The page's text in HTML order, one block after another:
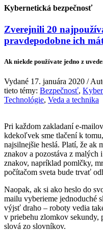
Kybernetická bezpečnosť
Zverejnili 20
pravdepodobne ich
Ak niekde používate jedno z
Vydané 17. januára 2020 /
tieto témy: Bezpečnosť,
Technológie, Veda a technika
Pri každom zakladaní e-
kdekoľvek sme tlačení k
najsilnejšie heslá. Platí, že ak
znakov a pozostáva z
znakov, napríklad pomlčky,
počítačom sveta bude trvať
Naopak, ak si ako heslo do
mailu vyberieme jednoduché
výjsť draho – roboty vedia
v priebehu zlomkov sekundy,
slová zo slovníkov.